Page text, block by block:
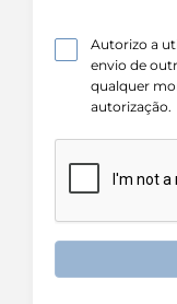
Autorizo a
envio de
qualquer
autorização.